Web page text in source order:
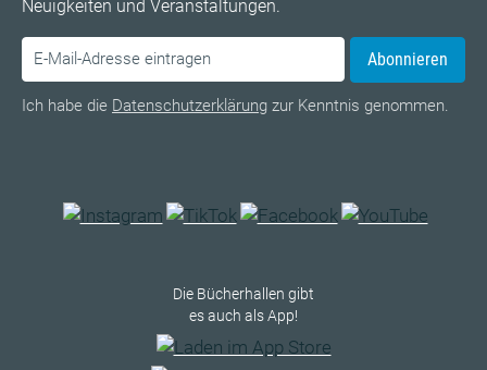
Neuigkeiten und Veranstaltungen.
Abonnieren
Ich habe die Datenschutzerklärung zur Kenntnis genommen.
Die Bücherhallen gibt
es auch als App!